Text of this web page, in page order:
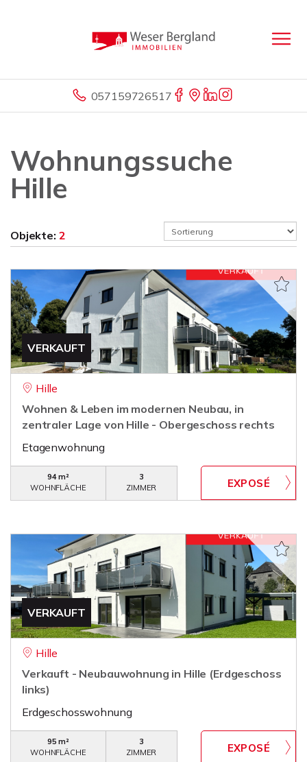
057159726517
Wohnungssuche
Hille
Objekte: 2
VERKAUFT
Hille
Wohnen & Leben im modernen Neubau, in
zentraler Lage von Hille - Obergeschoss rechts
Etagenwohnung
94 m²
WOHNFLÄCHE
3
ZIMMER
VERKAUFT
Hille
Verkauft - Neubauwohnung in Hille (Erdgeschoss
links)
Erdgeschosswohnung
95 m²
WOHNFLÄCHE
3
ZIMMER